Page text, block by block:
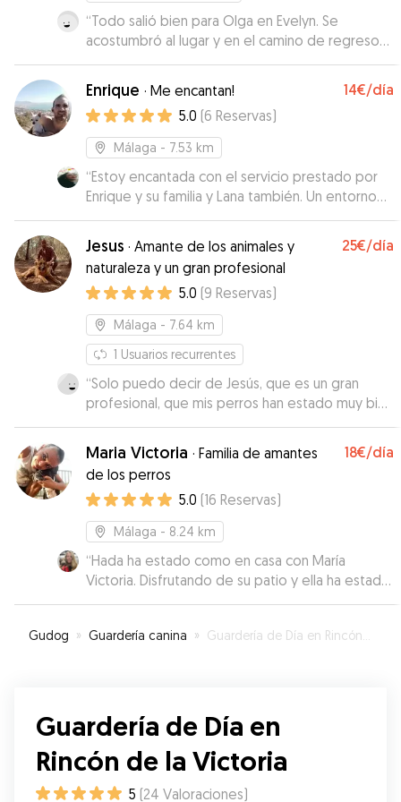
“Todo salió bien para Olga en Evelyn. Se
acostumbró al lugar y en el camino de regreso
estaba muy tranquila.”
Enrique · Me encantan! 14€/día
5.0 (6 Reservas)
Málaga - 7.53 km
“Estoy encantada con el servicio prestado por
Enrique y su familia y Lana también. Un entorno
precioso y muy bien adaptado para que los
perritos se sientan como en casa.
Jesus · Amante de los animales y
naturaleza y un gran profesional
25€/día
5.0 (9 Reservas)
Málaga - 7.64 km
1 Usuarios recurrentes
“Solo puedo decir de Jesús, que es un gran
profesional, que mis perros han estado muy bien
atendidos y sin duda volveré a contar con él
para que cuide de mis perretes.
Maria Victoria · Familia de amantes
de los perros
18€/día
5.0 (16 Reservas)
Málaga - 8.24 km
“Hada ha estado como en casa con María
Victoria. Disfrutando de su patio y ella ha estado
pendiente de que no le faltara de nada. Sin
Gudog » Guardería canina » Guardería de Día en Rincón de la Victoria
Guardería de Día en
Rincón de la Victoria
5 (24 Valoraciones)